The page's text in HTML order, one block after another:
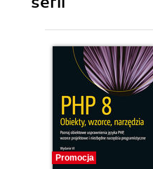
Promocja